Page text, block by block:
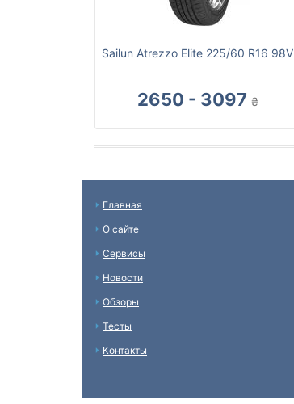
Sailun Atrezzo Elite 225/60 R16 98V
2650 - 3097 ₴
Главная
О сайте
Сервисы
Новости
Обзоры
Тесты
Контакты